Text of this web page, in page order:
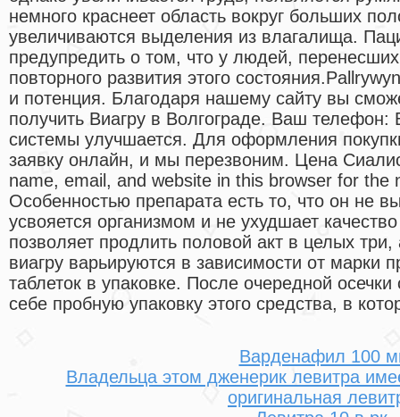
немного краснеет область вокруг больших
увеличиваются выделения из влагалища.
предупредить о том, что у людей,
повторного развития этого
и потенция. Благодаря нашему сайту вы
получить Виагру в Волгограде. Ваш телефон:
системы улучшается. Для оформления
заявку онлайн, и мы перезвоним. Цена
name, email, and website in this browser for the
Особенностью препарата есть то, что он не
усвояется организмом и не ухудшает
позволяет продлить половой акт в целых
виагру варьируются в зависимости от марки
таблеток в упаковке. После очередной
себе пробную упаковку этого средства, в
Варденафил 100
Владельца этом дженерик левитра
оригинальная